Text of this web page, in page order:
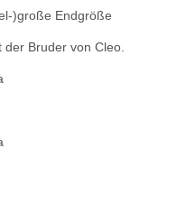
)große Endgröße
der Bruder von Cleo.